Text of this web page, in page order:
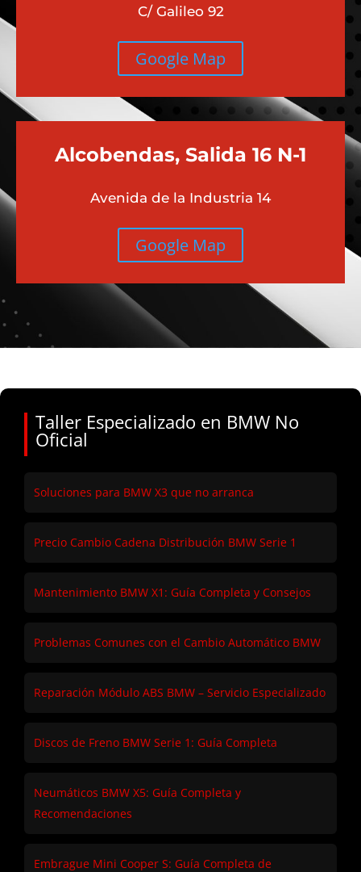
C/ Galileo 92
Google Map
Alcobendas, Salida 16 N-1
Avenida de la Industria 14
Google Map
Taller Especializado en BMW No
Oficial
Soluciones para BMW X3 que no arranca
Precio Cambio Cadena Distribución BMW Serie 1
Mantenimiento BMW X1: Guía Completa y Consejos
Problemas Comunes con el Cambio Automático BMW
Reparación Módulo ABS BMW – Servicio Especializado
Discos de Freno BMW Serie 1: Guía Completa
Neumáticos BMW X5: Guía Completa y
Recomendaciones
Embrague Mini Cooper S: Guía Completa de